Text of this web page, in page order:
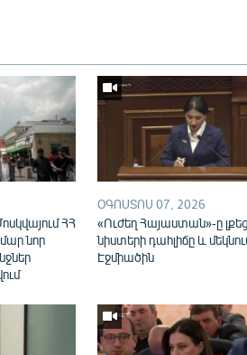
240p 360p
720p 1080p
ՀՀ
նոր
ՕԳՈՍՏՈՍ 07, 2026
«Ուժեղ Հայաստան»-ը
նիստերի դահլիճը և
Էջմիածին